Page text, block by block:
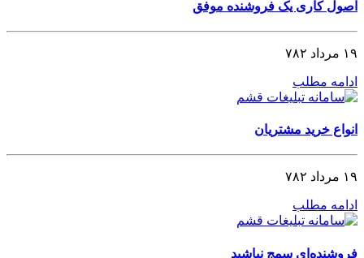
اصول کاری یک فروشنده موفق
۱۹ مرداد ۷۸۲
ادامه مطلب
انواع خرید مشتریان
۱۹ مرداد ۷۸۲
ادامه مطلب
فروشنده‌ای سمج نباشید